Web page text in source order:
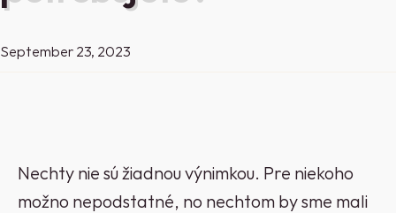
September 23, 2023
Nechty nie sú žiadnou výnimkou. Pre niekoho
možno nepodstatné, no nechtom by sme mali